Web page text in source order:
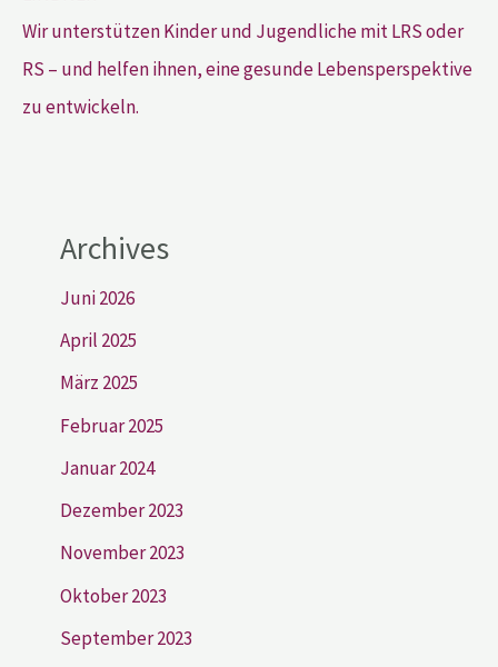
Wir unterstützen Kinder und Jugendliche mit LRS oder
RS – und helfen ihnen, eine gesunde Lebensperspektive
zu entwickeln.
Archives
Juni 2026
April 2025
März 2025
Februar 2025
Januar 2024
Dezember 2023
November 2023
Oktober 2023
September 2023